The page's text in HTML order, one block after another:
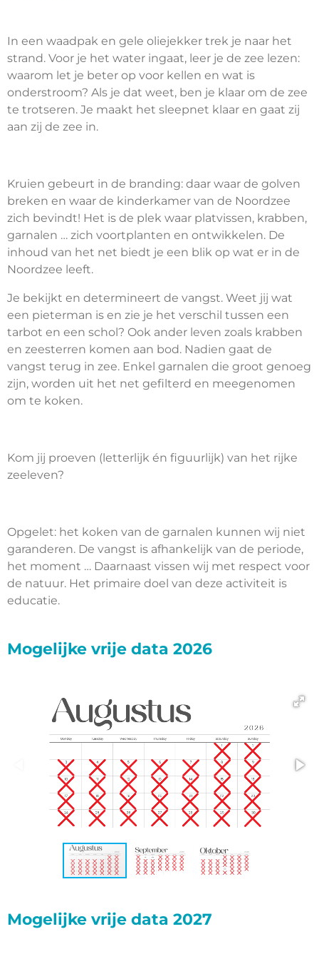
In een waadpak en gele oliejekker trek je naar het
strand. Voor je het water ingaat, leer je de zee lezen:
waarom let je beter op voor kellen en wat is
onderstroom? Als je dat weet, ben je klaar om de zee
te trotseren. Je maakt het sleepnet klaar en gaat zij
aan zij de zee in.
Kruien gebeurt in de branding: daar waar de golven
breken en waar de kinderkamer van de Noordzee
zich bevindt! Het is de plek waar platvissen, krabben,
garnalen … zich voortplanten en ontwikkelen. De
inhoud van het net biedt je een blik op wat er in de
Noordzee leeft.
Je bekijkt en determineert de vangst. Weet jij wat
een pieterman is en zie je het verschil tussen een
tarbot en een schol? Ook ander leven zoals krabben
en zeesterren komen aan bod. Nadien gaat de
vangst terug in zee. Enkel garnalen die groot genoeg
zijn, worden uit het net gefilterd en meegenomen
om te koken.
Kom jij proeven (letterlijk én figuurlijk) van het rijke
zeeleven?
Opgelet: het koken van de garnalen kunnen wij niet
garanderen. De vangst is afhankelijk van de periode,
het moment … Daarnaast vissen wij met respect voor
de natuur. Het primaire doel van deze activiteit is
educatie.
Mogelijke vrije data 2026
Mogelijke vrije data 2027